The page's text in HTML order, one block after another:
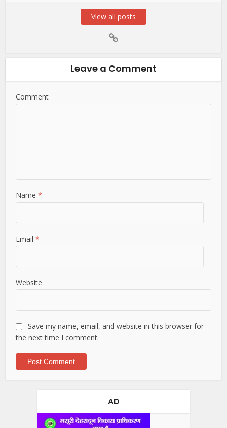
View all posts
Leave a Comment
Comment
Name*
Email*
Website
Save my name, email, and website in this browser for
the next time I comment.
AD